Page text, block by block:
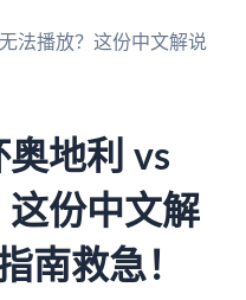
法播放？这份中文解说
地利 vs
份中文解
南救急！